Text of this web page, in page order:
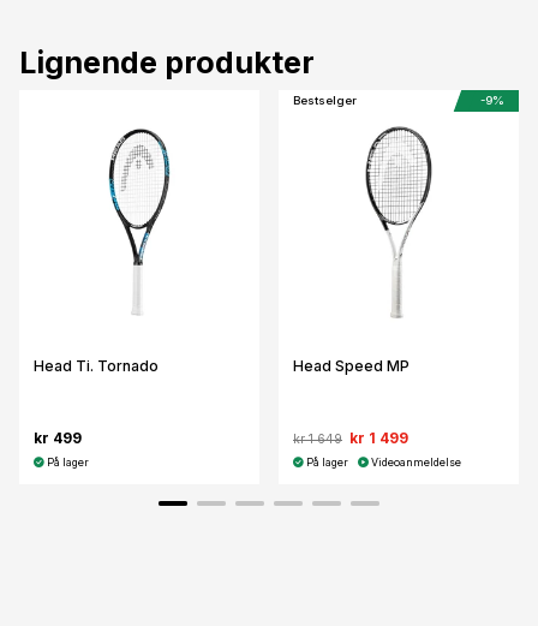
Lignende produkter
Head Ti. Tornado
kr 499
På lager
Bestselger -9%
Head Speed MP
kr 1 649 kr 1 499
På lager Videoanmeldelse